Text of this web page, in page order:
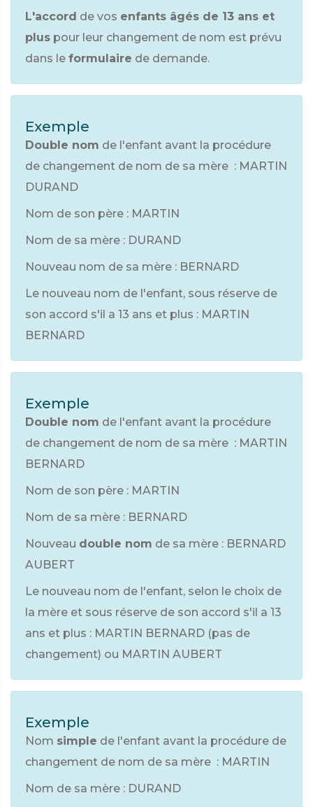
L'accord de vos enfants âgés de 13 ans et
plus pour leur changement de nom est prévu
dans le formulaire de demande.
Exemple
Double nom de l'enfant avant la procédure
de changement de nom de sa mère : MARTIN
DURAND
Nom de son père : MARTIN
Nom de sa mère : DURAND
Nouveau nom de sa mère : BERNARD
Le nouveau nom de l'enfant, sous réserve de
son accord s'il a 13 ans et plus : MARTIN
BERNARD
Exemple
Double nom de l'enfant avant la procédure
de changement de nom de sa mère : MARTIN
BERNARD
Nom de son père : MARTIN
Nom de sa mère : BERNARD
Nouveau double nom de sa mère : BERNARD
AUBERT
Le nouveau nom de l'enfant, selon le choix de
la mère et sous réserve de son accord s'il a 13
ans et plus : MARTIN BERNARD (pas de
changement) ou MARTIN AUBERT
Exemple
Nom simple de l'enfant avant la procédure de
changement de nom de sa mère : MARTIN
Nom de sa mère : DURAND